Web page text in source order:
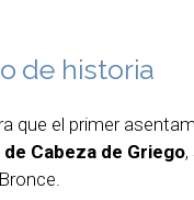
de historia
que el primer
Cabeza de Griego